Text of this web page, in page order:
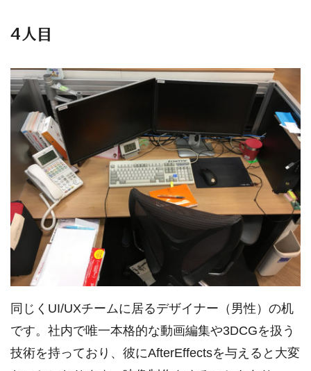
4人目
同じくUI/UXチームに居るデザイナー（男性）の机
です。社内で唯一本格的な動画編集や3DCGを扱う
技術を持っており、彼にAfterEffectsを与えると大変